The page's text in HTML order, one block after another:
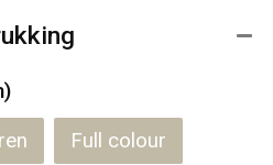
Full colour